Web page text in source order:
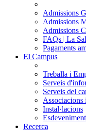
Admissions
Admissions
Admissions
FAQs | La
Pagaments
El Campus
Treballa i
Serveis
Serveis del
Associacions
Instal·lacions
Recerca